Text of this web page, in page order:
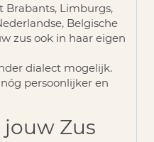
Brabants, Limburgs,
Belgische
zus ook in haar eigen
dialect mogelijk.
persoonlijker en
jouw Zus